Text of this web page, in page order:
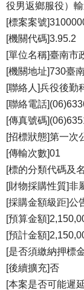
役男返鄉服役）
[標案案號
[機關代碼]3.95.2
[單位名稱]臺南市
[機關地址]730臺
[聯絡人]兵役後勤
[聯絡電話
[傳真號碼
[招標狀態]第一次
[傳輸次數]01
[標的分類代碼及
[財物採購性質]非
[採購金額級距]公
[預算金額
[預計金額
[是否須繳納押標
[後續擴充]否
[本案是否可能遲